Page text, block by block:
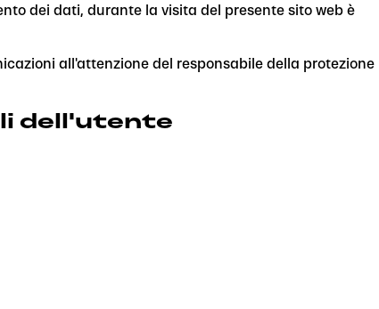
dei dati, durante la visita del presente sito web è
all'attenzione del responsabile della protezione
dell'utente